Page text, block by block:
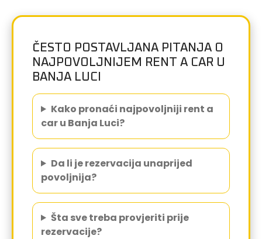
ČESTO POSTAVLJANA PITANJA O
NAJPOVOLJNIJEM RENT A CAR U
BANJA LUCI
Kako pronaći najpovoljniji rent a
car u Banja Luci?
Da li je rezervacija unaprijed
povoljnija?
Šta sve treba provjeriti prije
rezervacije?